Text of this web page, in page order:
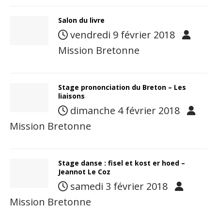
Salon du livre
vendredi 9 février 2018
Mission Bretonne
Stage prononciation du Breton – Les
liaisons
dimanche 4 février 2018
Mission Bretonne
Stage danse : fisel et kost er hoed –
Jeannot Le Coz
samedi 3 février 2018
Mission Bretonne